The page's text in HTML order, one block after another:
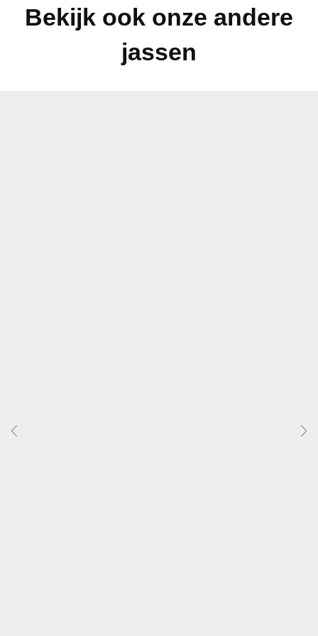
Bekijk ook onze andere
jassen